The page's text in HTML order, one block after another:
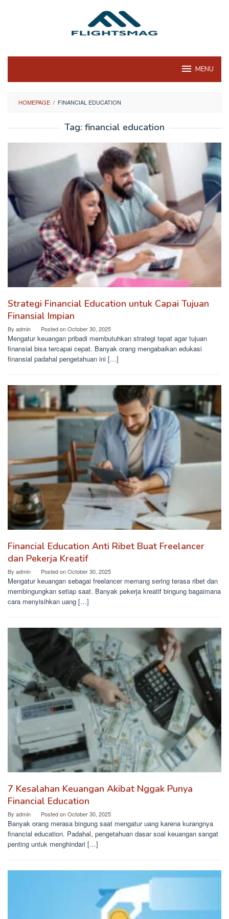
MENU
HOMEPAGE / FINANCIAL EDUCATION
Tag: financial education
Strategi Financial Education untuk Capai Tujuan
Finansial Impian
By admin Posted onOctober 30, 2025
Mengatur keuangan pribadi membutuhkan strategi tepat agar tujuan
finansial bisa tercapai cepat. Banyak orang mengabaikan edukasi
finansial padahal pengetahuan ini […]
Financial Education Anti Ribet Buat Freelancer
dan Pekerja Kreatif
By admin Posted onOctober 30, 2025
Mengatur keuangan sebagai freelancer memang sering terasa ribet dan
membingungkan setiap saat. Banyak pekerja kreatif bingung bagaimana
cara menyisihkan uang […]
7 Kesalahan Keuangan Akibat Nggak Punya
Financial Education
By admin Posted onOctober 30, 2025
Banyak orang merasa bingung saat mengatur uang karena kurangnya
financial education. Padahal, pengetahuan dasar soal keuangan sangat
penting untuk menghindari […]